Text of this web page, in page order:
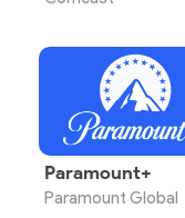
Paramount+
Paramount Global